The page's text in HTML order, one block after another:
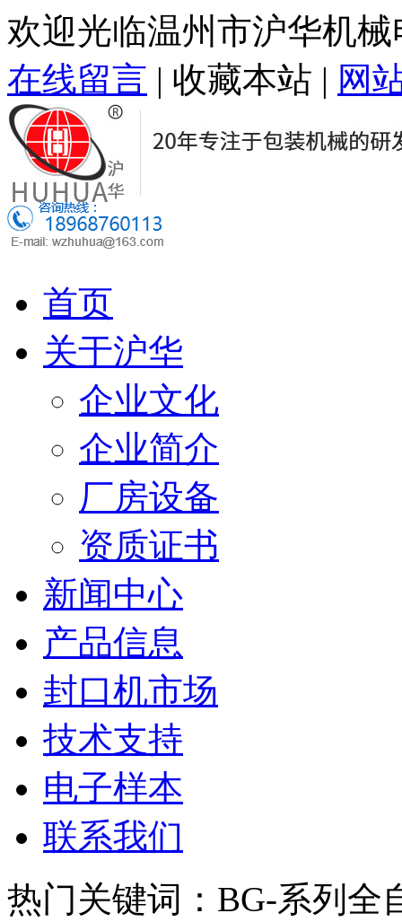
欢迎光临温州市沪华机
在线留言 | 收藏本站 | 网
首页
关于沪华
企业文化
企业简介
厂房设备
资质证书
新闻中心
产品信息
封口机市场
技术支持
电子样本
联系我们
热门关键词：BG-系列全